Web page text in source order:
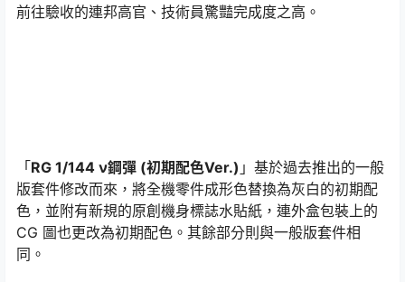
前往驗收的連邦高官、技術員驚豔完成度之高。
「RG 1/144 ν鋼彈 (初期配色Ver.) 」基於過去推出的一般
版套件修改而來，將全機零件成形色替換為灰白的初期配
色，並附有新規的原創機身標誌水貼紙，連外盒包裝上的
CG 圖也更改為初期配色。其餘部分則與一般版套件相
同。